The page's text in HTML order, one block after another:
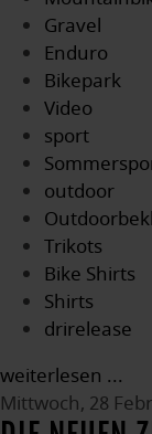
Gravel
Enduro
Bikepark
Video
sport
outdoor
Trikots
Bike Shirts
Shirts
drirelease
weiterlesen ...
Mittwoch, 28